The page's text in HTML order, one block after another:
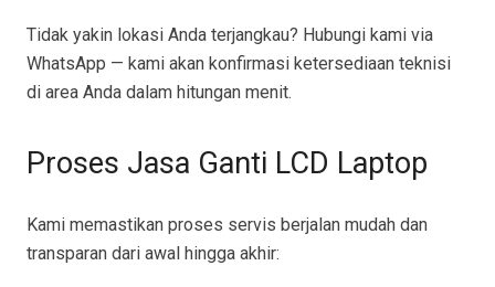
Tidak yakin lokasi Anda terjangkau? Hubungi kami via
WhatsApp — kami akan konfirmasi ketersediaan teknisi
di area Anda dalam hitungan menit.
Proses Jasa Ganti LCD Laptop
Kami memastikan proses servis berjalan mudah dan
transparan dari awal hingga akhir: